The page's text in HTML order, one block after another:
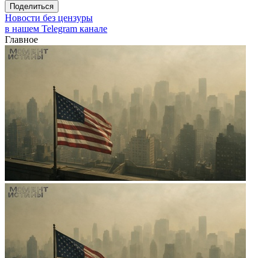
Поделиться
Новости без цензуры
в нашем Telegram канале
Главное